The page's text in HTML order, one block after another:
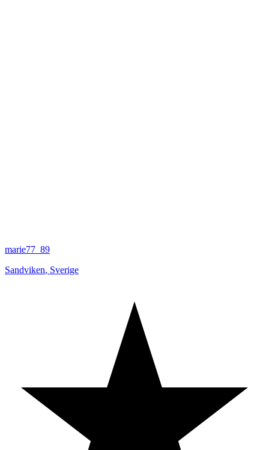
marie77_89
Sandviken, Sverige